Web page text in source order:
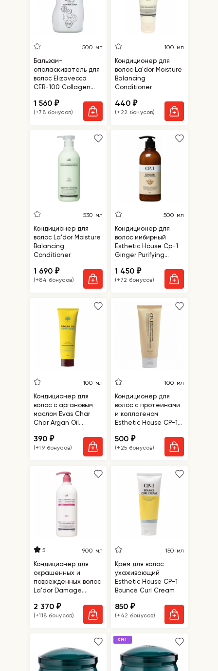
500 мл
Бальзам-
ополаскиватель для
волос Elizavecca
CER-100 Collagen
Treatment Rinse
1 560₽
(+78 бонусов)
100 мл
Кондиционер для
волос La'dor Moisture
Balancing
Conditioner
440₽
(+22 бонусов)
530 мл
Кондиционер для
волос La'dor Moisture
Balancing
Conditioner
1 690₽
(+84 бонусов)
500 мл
Кондиционер для
волос имбирный
Esthetic House Cp-1
Ginger Purifying
1 450₽
(+72 бонусов)
100 мл
Кондиционер для
волос с аргановым
маслом Evas Char
Char Argan Oil
390₽
(+19 бонусов)
100 мл
Кондиционер для
волос с протеинами
и коллагеном
Esthetic House CP-1
Intense Nourishing
Conditioner
500₽
(+25 бонусов)
5 900 мл
Кондиционер для
окрашенных и
поврежденных волос
La'dor Damage
Conditioner
2 370₽
(+118 бонусов)
150 мл
Крем для волос
ухаживающий
Esthetic House CP-1
Bounce Curl Cream
850₽
(+42 бонусов)
ХИТ